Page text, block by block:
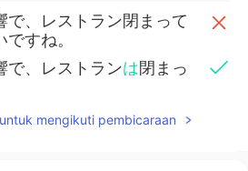
で、レストラン閉まって
ですね。
で、レストランは閉まっ
行かないので、明日は蟹
mengikuti pembicaraan